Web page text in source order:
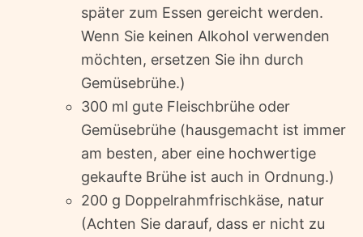
später zum Essen gereicht werden.
Wenn Sie keinen Alkohol verwenden
möchten, ersetzen Sie ihn durch
Gemüsebrühe.)
300 ml gute Fleischbrühe oder
Gemüsebrühe (hausgemacht ist immer
am besten, aber eine hochwertige
gekaufte Brühe ist auch in Ordnung.)
200 g Doppelrahmfrischkäse, natur
(Achten Sie darauf, dass er nicht zu